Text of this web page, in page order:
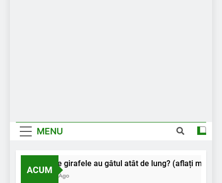
MENU
ACUM
De ce girafele au gâtul atât de lung? (aflați motivul)
2 Ani Ago